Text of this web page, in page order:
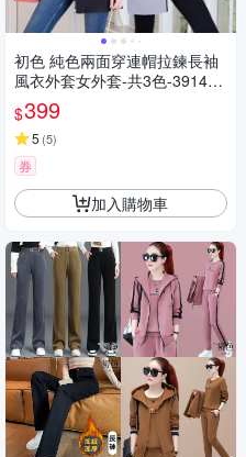
初色 純色兩面穿連帽拉鍊長袖
風衣外套女外套-共3色-39146
(M-4XL可選)
$399
5 (5)
券
加入購物車